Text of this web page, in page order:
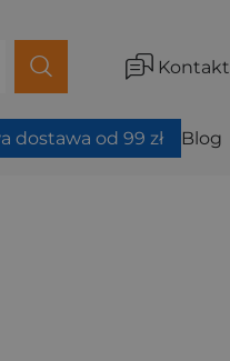
Kontakt
dostawa od 99 zł Blog